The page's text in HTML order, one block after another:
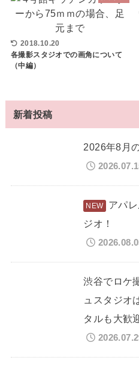
2018.10.20
各撮影スタジオでの画角について
（中編）
新着投稿
2026年8月
アパ
ジオ！
渋谷でロケ
ュスタジオ
タルも大歓